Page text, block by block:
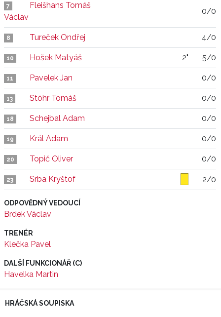
7
Fleišhans Tomáš
Václav
0/0
8 Tureček Ondřej 4/0
10 Hošek Matyáš 2" 5/0
11 Pavelek Jan 0/0
13 Stöhr Tomáš 0/0
18 Schejbal Adam 0/0
19 Král Adam 0/0
20 Topič Oliver 0/0
23 Srba Kryštof 2/0
ODPOVĚDNÝ VEDOUCÍ
Brdek Václav
TRENÉR
Klečka Pavel
DALŠÍ FUNKCIONÁŘ (C)
Havelka Martin
HRÁČSKÁ SOUPISKA